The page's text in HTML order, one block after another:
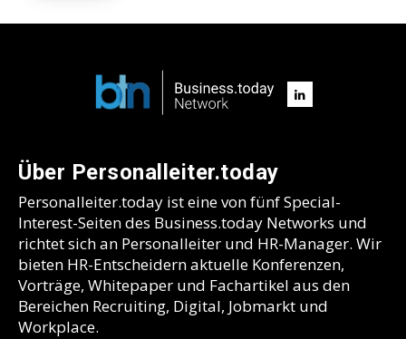
Über Personalleiter.today
Personalleiter.today ist eine von fünf Special-
Interest-Seiten des Business.today Networks und
richtet sich an Personalleiter und HR-Manager. Wir
bieten HR-Entscheidern aktuelle Konferenzen,
Vorträge, Whitepaper und Fachartikel aus den
Bereichen Recruiting, Digital, Jobmarkt und
Workplace.